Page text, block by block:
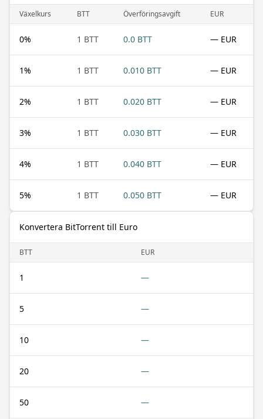
Växelkurs BTT Överföringsavgift EUR
0% 1 BTT 0.0 BTT — EUR
1% 1 BTT 0.010 BTT — EUR
2% 1 BTT 0.020 BTT — EUR
3% 1 BTT 0.030 BTT — EUR
4% 1 BTT 0.040 BTT — EUR
5% 1 BTT 0.050 BTT — EUR
Konvertera BitTorrent till Euro
BTT EUR
1 —
5 —
10 —
20 —
50 —